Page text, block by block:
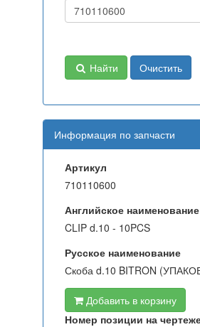
Найти Очистить
Информация по запчасти
Артикул
710110600
Английское наименование
CLIP d.10 - 10PCS
Русское наименование
Скоба d.10 BITRON
Добавить в корзину
Номер позиции на